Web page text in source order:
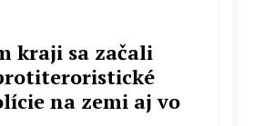
kraji sa začali
na zemi aj vo